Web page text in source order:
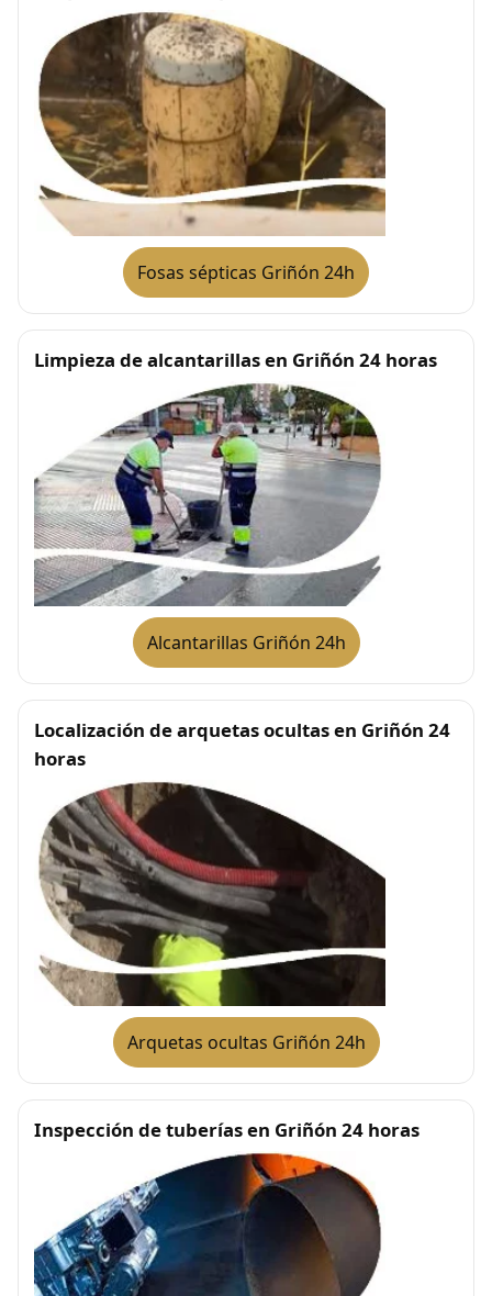
Fosas sépticas Griñón 24h
Limpieza de alcantarillas en Griñón 24 horas
Alcantarillas Griñón 24h
Localización de arquetas ocultas en Griñón 24
horas
Arquetas ocultas Griñón 24h
Inspección de tuberías en Griñón 24 horas